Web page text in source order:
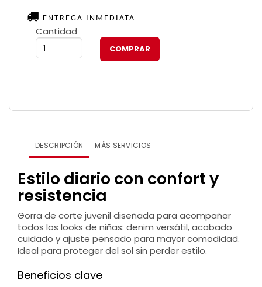
ENTREGA INMEDIATA
Cantidad
DESCRIPCIÓN MÁS SERVICIOS
Estilo diario con confort y
resistencia
Gorra de corte juvenil diseñada para acompañar
todos los looks de niñas: denim versátil, acabado
cuidado y ajuste pensado para mayor comodidad.
Ideal para proteger del sol sin perder estilo.
Beneficios clave